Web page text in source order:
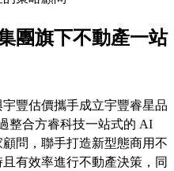
團旗下不動產一站
豐估價攜手成立宇豐睿星品
整合方睿科技一站式的 AI
問，聯手打造新型態商用不
有效率進行不動產決策，同